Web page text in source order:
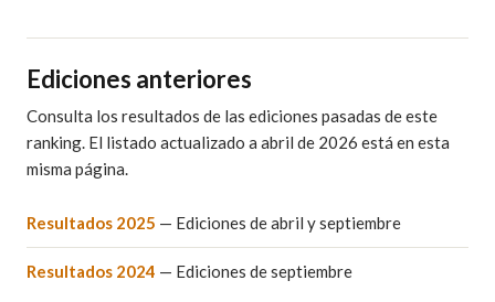
Ediciones anteriores
Consulta los resultados de las ediciones pasadas de este
ranking. El listado actualizado a abril de 2026 está en esta
misma página.
Resultados 2025 — Ediciones de abril y septiembre
Resultados 2024 — Ediciones de septiembre